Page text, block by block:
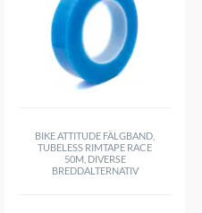
BIKE ATTITUDE FÄLGBAND,
TUBELESS RIMTAPE RACE
50M, DIVERSE
BREDDALTERNATIV